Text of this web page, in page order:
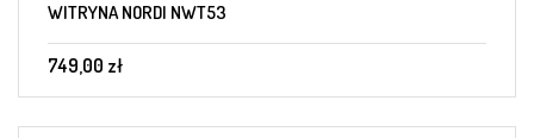
WITRYNA NORDI NWT53
749,00 zł